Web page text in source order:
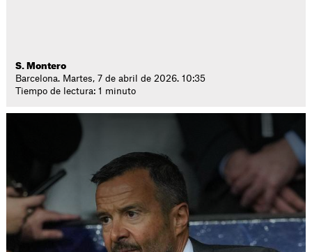
S. Montero
Barcelona. Martes, 7 de abril de 2026. 10:35
Tiempo de lectura: 1 minuto